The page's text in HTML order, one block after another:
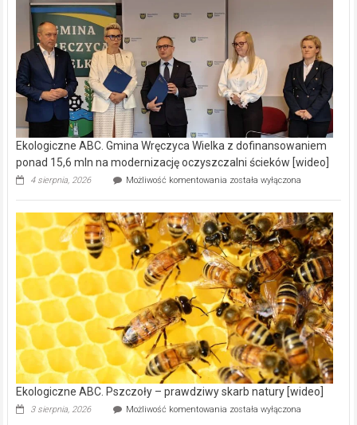
Ekologiczne ABC. Gmina Wręczyca Wielka z dofinansowaniem
ponad 15,6 mln na modernizację oczyszczalni ścieków [wideo]
4 sierpnia, 2026 Możliwość komentowania Ekologiczne
Wręczyca
Wielka
z
dofinansowaniem
ponad
15,6
mln
na
modernizację
oczyszczalni
ścieków
[wideo]
została wyłączona
Ekologiczne ABC. Pszczoły – prawdziwy skarb natury [wideo]
3 sierpnia, 2026 Możliwość komentowania Ekologiczne
została wyłączona